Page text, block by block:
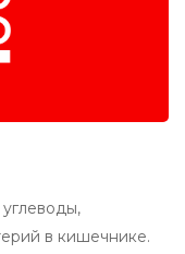
в кишечнике.